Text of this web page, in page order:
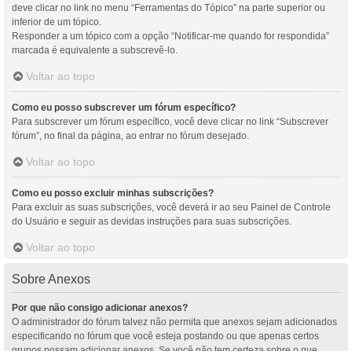
deve clicar no link no menu “Ferramentas do Tópico” na parte superior ou
inferior de um tópico.
Responder a um tópico com a opção “Notificar-me quando for respondida”
marcada é equivalente a subscrevê-lo.
Voltar ao topo
Como eu posso subscrever um fórum específico?
Para subscrever um fórum específico, você deve clicar no link “Subscrever
fórum”, no final da página, ao entrar no fórum desejado.
Voltar ao topo
Como eu posso excluir minhas subscrições?
Para excluir as suas subscrições, você deverá ir ao seu Painel de Controle
do Usuário e seguir as devidas instruções para suas subscrições.
Voltar ao topo
Sobre Anexos
Por que não consigo adicionar anexos?
O administrador do fórum talvez não permita que anexos sejam adicionados
especificando no fórum que você esteja postando ou que apenas certos